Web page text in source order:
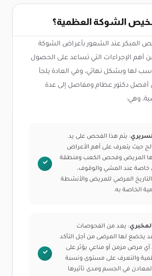
الشوكة العظمية؟
المبكر عند الشعور بأعراض الشوكة
أهم الإجراءات التي تساعد على الحصول
لها وبشكل نهائي، وفي العادة يلجأ
أفصل دكتور عظام ومفاصل إلى عدة
وهي:
: يتم هذا الفحص على يد
حيث يتعرف على أهم الأعراض
المريض وفحص الكعب ومنطقة
خاصة عند المشي والوقوف،
المرضي للمريض والأنشطة
الخاصة به.
: يعد من الفحوصات
يخضع لها المرضى من أجل التأكد
مرض مزمن أو مناعي يؤثر على
والتعرف على مستوى ونسبة
في الجسم ومدى تأثيرها